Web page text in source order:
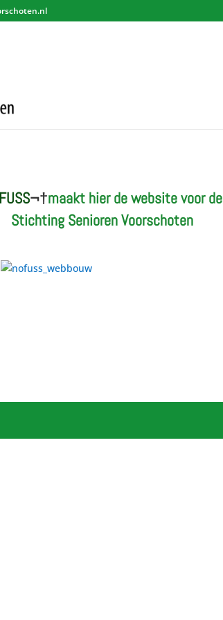
¬†maakt hier de website voor de
Stichting Senioren Voorschoten